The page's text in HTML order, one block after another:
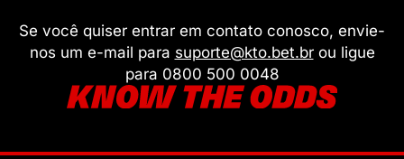
Se você quiser entrar em contato conosco, envie-
nos um e-mail para suporte@kto.bet.brou ligue
para 0800 500 0048